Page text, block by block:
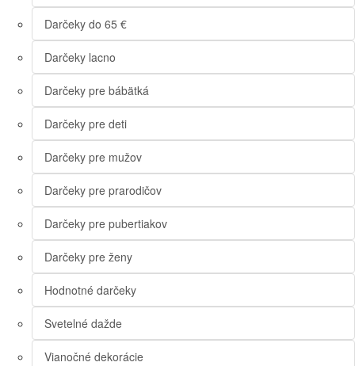
Darčeky do 65 €
Darčeky lacno
Darčeky pre bábätká
Darčeky pre deti
Darčeky pre mužov
Darčeky pre prarodičov
Darčeky pre pubertiakov
Darčeky pre ženy
Hodnotné darčeky
Svetelné dažde
Vianočné dekorácie